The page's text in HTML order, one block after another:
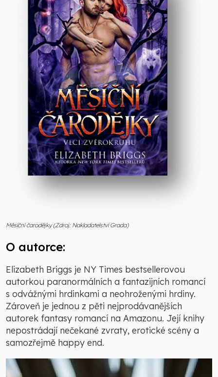
Měsíční čarodějky (Zdroj: Nakladatelství Grada)
O autorce:
Elizabeth Briggs je NY Times bestsellerovou
autorkou paranormálních a fantazijních romancí
s odvážnými hrdinkami a neohroženými hrdiny.
Zároveň je jednou z pěti nejprodávanějších
autorek fantasy romancí na Amazonu. Její knihy
nepostrádají nečekané zvraty, erotické scény a
samozřejmě happy end.